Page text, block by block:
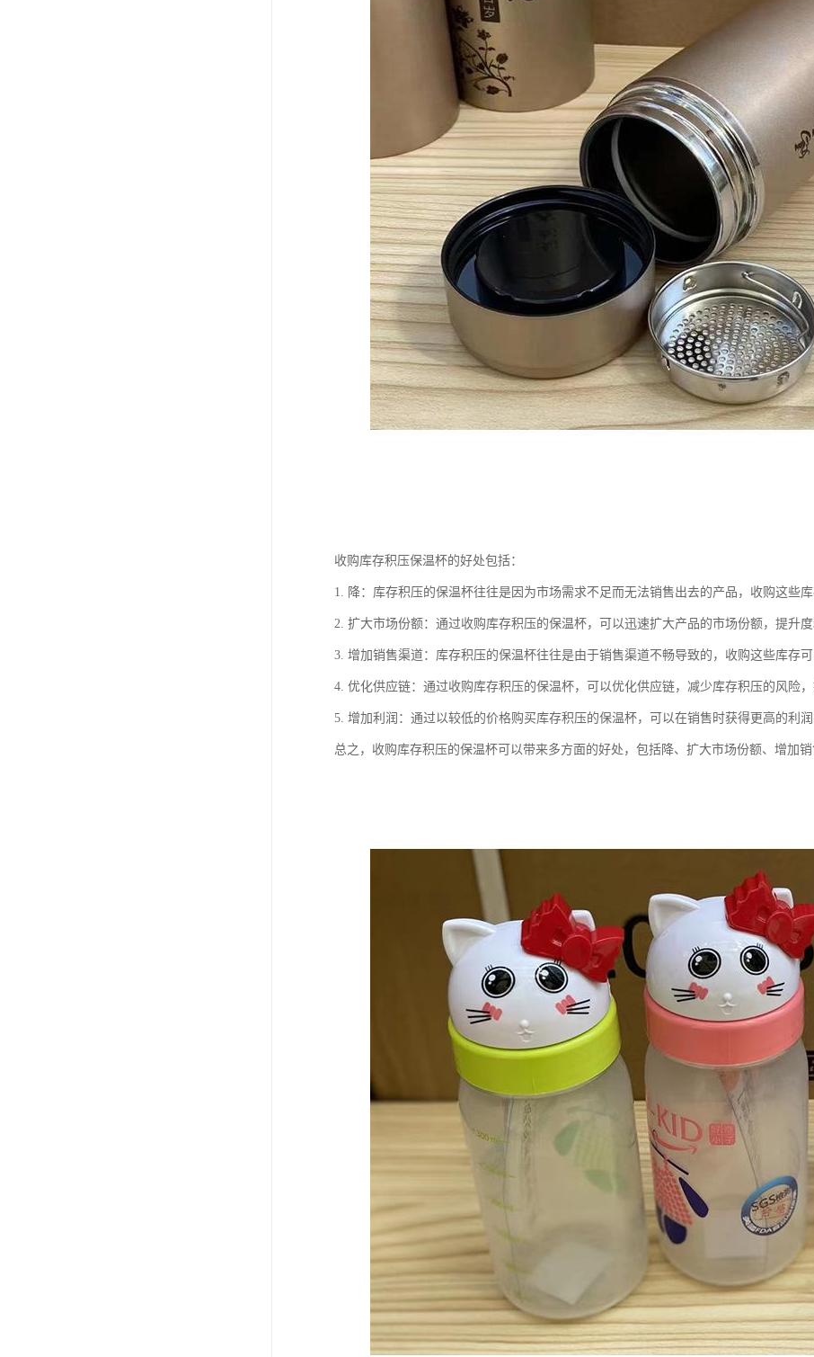
收购库存积压保温杯的好处包括：
1. 降：库存积压的保温杯往往是因为市场需求不足而无法销售出去的产品，收购这些
2. 扩大市场份额：通过收购库存积压的保温杯，可以迅速扩大产品的市场份额，提升度
3. 增加销售渠道：库存积压的保温杯往往是由于销售渠道不畅导致的，收购这些库存
4. 优化供应链：通过收购库存积压的保温杯，可以优化供应链，减少库存积压的风险
5. 增加利润：通过以较低的价格购买库存积压的保温杯，可以在销售时获得更高的利
总之，收购库存积压的保温杯可以带来多方面的好处，包括降、扩大市场份额、增加